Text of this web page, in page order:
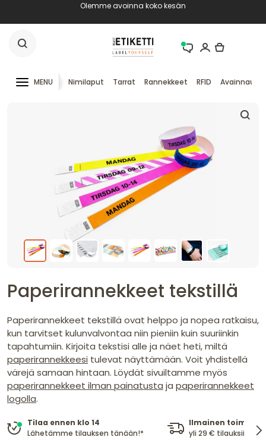
Olemme avoinna koko kesän
MENU Nimilaput Tarrat Rannekkeet RFID
Paperirannekkeet tekstillä
Paperirannekkeet tekstillä ovat helppo ja nopea ratkaisu,
kun tarvitset kulunvalvontaa niin pieniin kuin suuriinkin
tapahtumiin. Kirjoita tekstisi alle ja näet heti, miltä
paperirannekkeesi tulevat näyttämään. Voit yhdistellä
värejä samaan hintaan. Löydät sivuiltamme myös
paperirannekkeet ilman painatusta ja paperirannekkeet
logolla.
Tilaa ennen klo 14
Lähetämme tilauksen tänään!*
Ilmainen toimitus
yli 29 € tilauksiin